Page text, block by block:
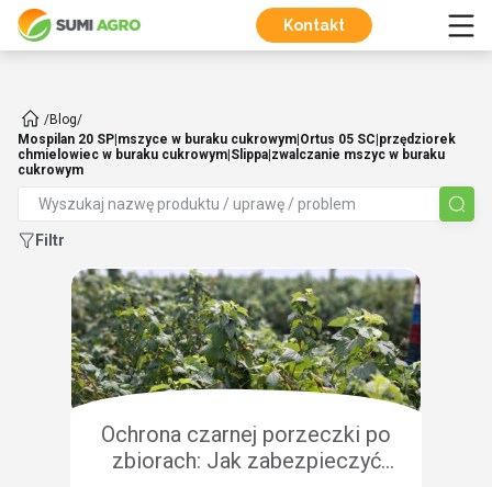
Kontakt
/Blog/
Mospilan 20 SP|mszyce w buraku cukrowym|Ortus 05 SC|przędziorek
chmielowiec w buraku cukrowym|Slippa|zwalczanie mszyc w buraku
cukrowym
Filtr
Ochrona czarnej porzeczki po
zbiorach: Jak zabezpieczyć